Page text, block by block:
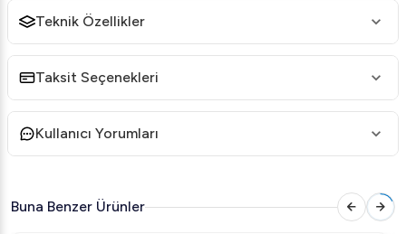
izlemek için gelişmiş bir dijital kontrol sistemi sunar.
HACCP Uyumluluğu:Sağlık standartlarına uygun
olarak HACCP uyumlu izleme ve uyarı özelliğine
Geniş Depolama:
dolgu ile çevreyi %100 koruma garantisiyle üstün
Teknik Özellikler
Taksit Seçenekleri
Kullanıcı Yorumları
Buna Benzer Ürünler